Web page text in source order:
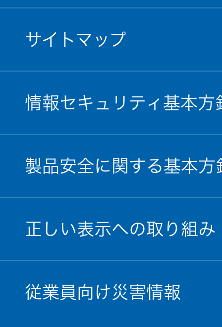
サイトマップ
情報セキュリティ基本方
製品安全に関する基本方
正しい表示への取り組み
従業員向け災害情報